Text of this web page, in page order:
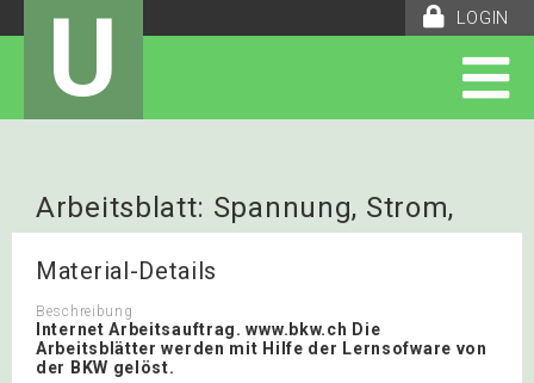
LOGIN
U
Arbeitsblatt: Spannung, Strom,
Widerstand
Material-Details
Beschreibung
Internet Arbeitsauftrag. www.bkw.ch Die
Arbeitsblätter werden mit Hilfe der Lernsofware von
der BKW gelöst.